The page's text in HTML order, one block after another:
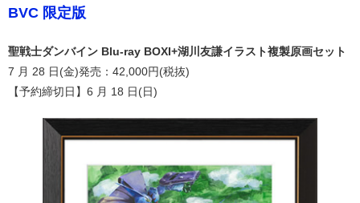
BVC 限定版
聖戦士ダンバイン Blu-ray BOXI+湖川友謙イラスト複製原画セット
7 月 28 日(金)発売：42,000円(税抜)
【予約締切日】6 月 18 日(日)